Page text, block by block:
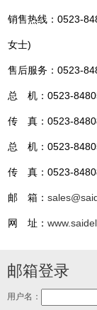
销售热线：0523-
女士)
售后服务：0523-
总 机：0523-
传 真：0523-
总 机：0523-
传 真：0523-
邮 箱：
网 址：
邮箱登录
用户名：